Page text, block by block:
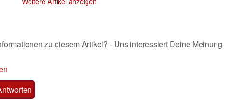
OLED24.03.2025
zu diesem Artikel? - Uns interessiert Deine Meinung